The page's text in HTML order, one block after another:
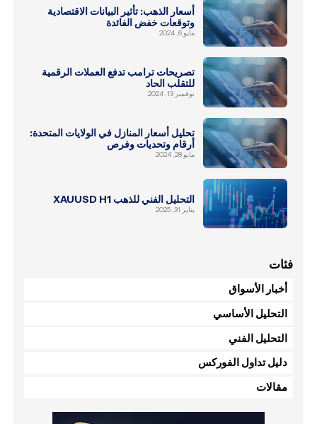
أسعار الذهب: تأثير البيانات الاقتصادية
وتوقعات خفض الفائدة
مايو 6, 2024
تصريحات ترامب تدفع العملات الرقمية
للتقلب الحاد
نوفمبر 13, 2024
تحليل أسعار المنازل في الولايات المتحدة:
أرقام وتحديات وفرص
مايو 28, 2024
التحليل الفني للذهب XAUUSD H1
يناير 31, 2025
فئات
أخبار الأسواق
التحليل الأساسي
التحليل الفني
دليل تداول الفوركس
مقالات